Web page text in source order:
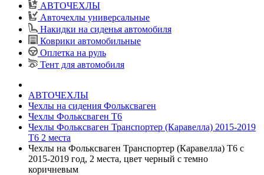
АВТОЧЕХЛЫ
Авточехлы универсальные
Накидки на сиденья автомобиля
Коврики автомобильные
Оплетка на руль
Тент для автомобиля
АВТОЧЕХЛЫ
Чехлы на сидения Фольксваген
Чехлы Фольксваген Т6
Чехлы Фольксваген Транспортер (Каравелла) 2015-2019
Т6 2 места
Чехлы на Фольксваген Транспортер (Каравелла) Т6 с
2015-2019 год, 2 места, цвет черный с темно
коричневым